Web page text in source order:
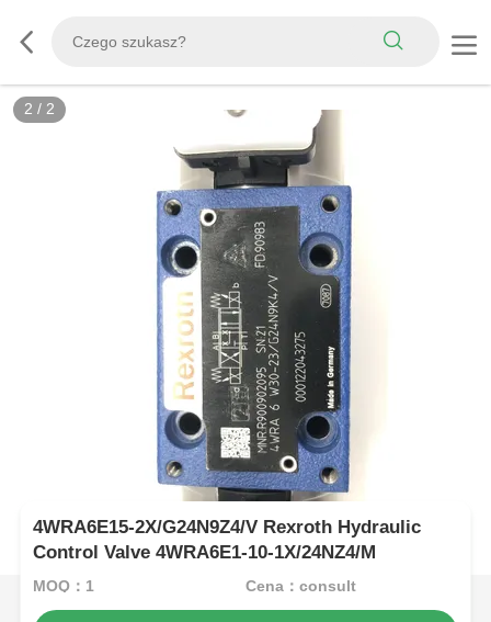
2 / 2
4WRA6E15-2X/G24N9Z4/V Rexroth Hydraulic
Control Valve 4WRA6E1-10-1X/24NZ4/M
MOQ：1 Cena：consult